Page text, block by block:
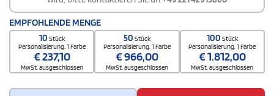
EMPFOHLENDE MENGE
10 Stück
Personalisierung. 1 Farbe
€237,10
MwSt. ausgeschlossen
50 Stück
Personalisierung. 1 Farbe
€966,00
MwSt. ausgeschlossen
100 Stück
Personalisierung. 1 Farbe
€1.812,00
MwSt. ausgeschlossen